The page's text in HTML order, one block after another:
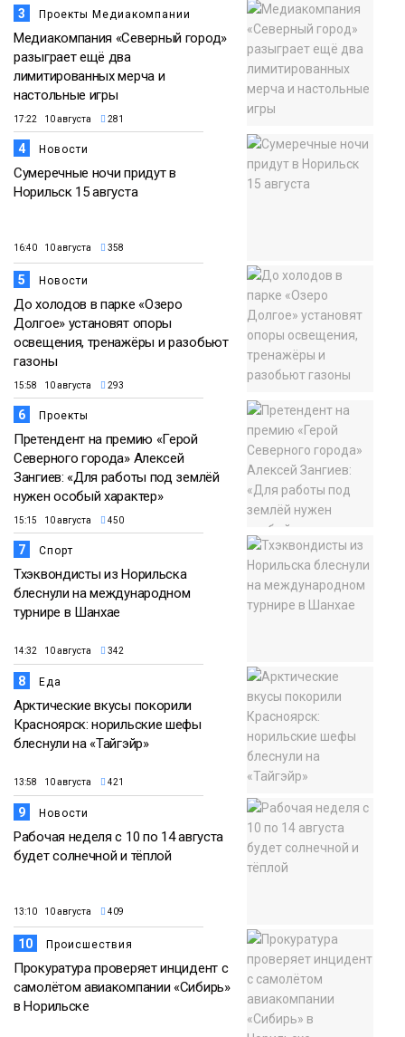
3 Проекты Медиакомпании
Медиакомпания «Северный город»
разыграет ещё два
лимитированных мерча и
настольные игры
17:22 10 августа 281
4 Новости
Сумеречные ночи придут в
Норильск 15 августа
16:40 10 августа 358
5 Новости
До холодов в парке «Озеро
Долгое» установят опоры
освещения, тренажёры и разобьют
газоны
15:58 10 августа 293
6 Проекты
Претендент на премию «Герой
Северного города» Алексей
Зангиев: «Для работы под землёй
нужен особый характер»
15:15 10 августа 450
7 Спорт
Тхэквондисты из Норильска
блеснули на международном
турнире в Шанхае
14:32 10 августа 342
8 Еда
Арктические вкусы покорили
Красноярск: норильские шефы
блеснули на «Тайгэйр»
13:58 10 августа 421
9 Новости
Рабочая неделя с 10 по 14 августа
будет солнечной и тёплой
13:10 10 августа 409
10 Происшествия
Прокуратура проверяет инцидент с
самолётом авиакомпании «Сибирь»
в Норильске